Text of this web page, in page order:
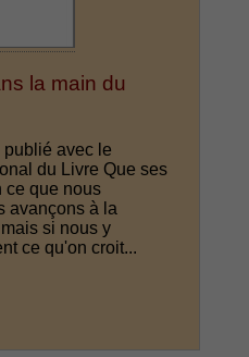
la main du
publié avec le
du Livre Que ses
ce que nous
avançons à la
si nous y
ce qu'on croit...